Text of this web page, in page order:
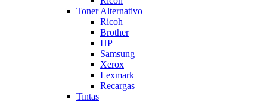
Toner Alternativo
Ricoh
Brother
HP
Samsung
Xerox
Lexmark
Recargas
Tintas